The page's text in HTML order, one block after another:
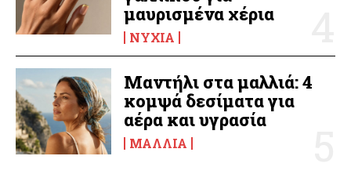
μαυρισμένα χέρια
ΝΎΧΙΑ
Μαντήλι στα μαλλιά: 4
κομψά δεσίματα για
αέρα και υγρασία
ΜΑΛΛΙΆ